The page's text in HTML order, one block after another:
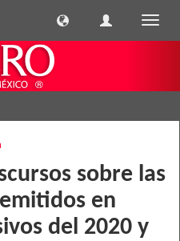
sobre las
en
del 2020 y